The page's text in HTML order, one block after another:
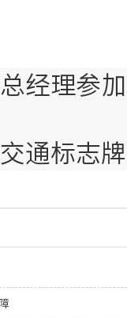
经理参
通标志